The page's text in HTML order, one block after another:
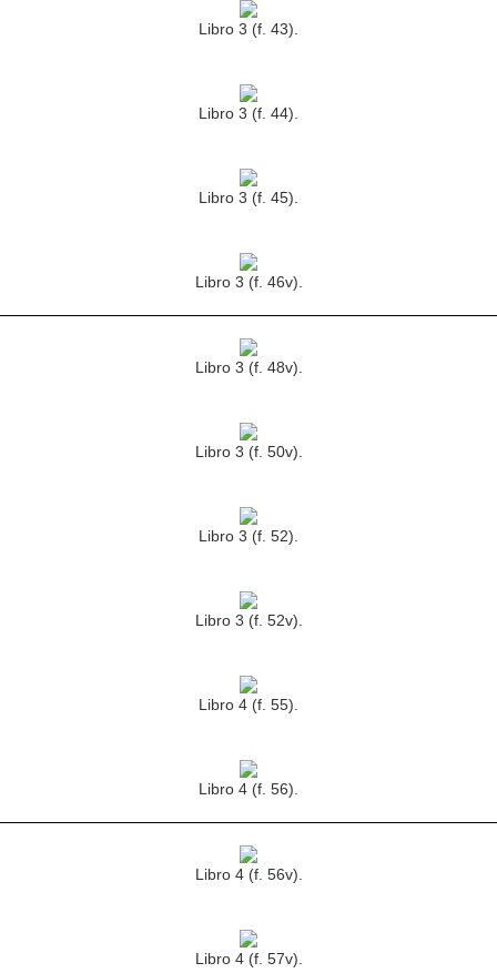
Libro 3 (f. 43).
Libro 3 (f. 44).
Libro 3 (f. 45).
Libro 3 (f. 46v).
Libro 3 (f. 48v).
Libro 3 (f. 50v).
Libro 3 (f. 52).
Libro 3 (f. 52v).
Libro 4 (f. 55).
Libro 4 (f. 56).
Libro 4 (f. 56v).
Libro 4 (f. 57v).